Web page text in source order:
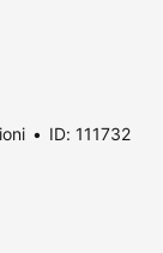
ID: 111732